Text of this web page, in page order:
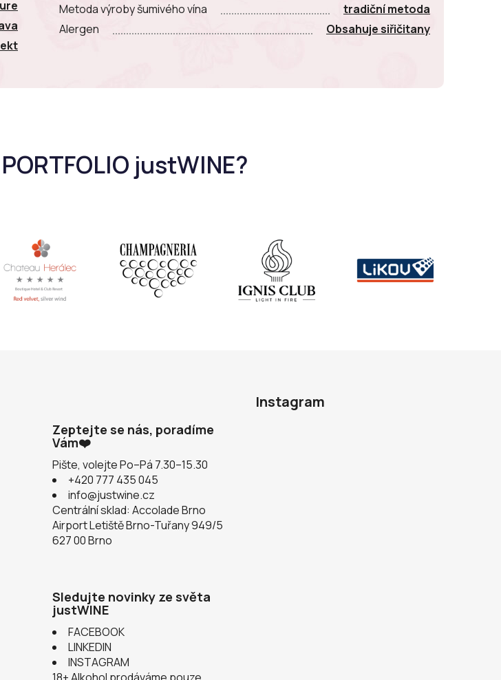
Metoda výroby šumivého vína
tradiční metoda
Alergen
Obsahuje siřičitany
Zeptejte se nás, poradíme
Vám❤️
Pište, volejte Po–Pá 7.30–15.30
+420 777 435 045
info@justwine.cz
Centrální sklad: Accolade Brno
Airport Letiště Brno-Tuřany 949/5
627 00 Brno
Sledujte novinky ze světa
justWINE
FACEBOOK
LINKEDIN
INSTAGRAM
Instagram